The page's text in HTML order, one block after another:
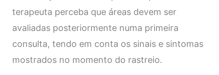
terapeuta perceba que áreas devem ser
avaliadas posteriormente numa primeira
consulta, tendo em conta os sinais e sintomas
mostrados no momento do rastreio.